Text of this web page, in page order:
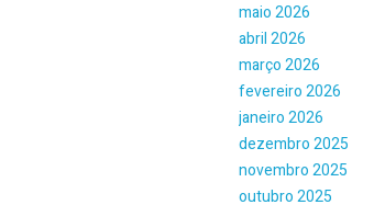
maio 2026
abril 2026
março 2026
fevereiro 2026
janeiro 2026
dezembro 2025
novembro 2025
outubro 2025